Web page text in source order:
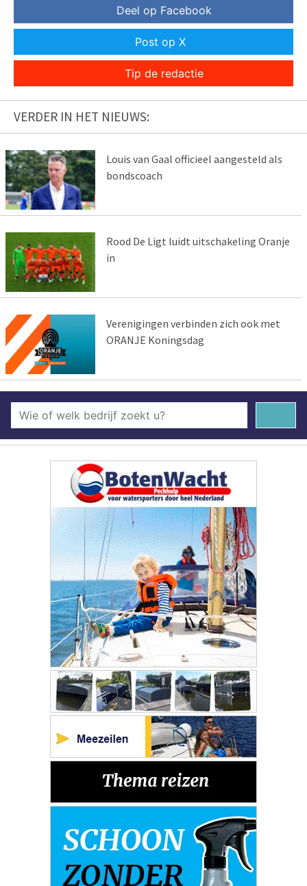
Deel op Facebook
Post op X
Tip de redactie
VERDER IN HET NIEUWS:
Louis van Gaal officieel aangesteld als
bondscoach
Rood De Ligt luidt uitschakeling Oranje
in
Verenigingen verbinden zich ook met
ORANJE Koningsdag